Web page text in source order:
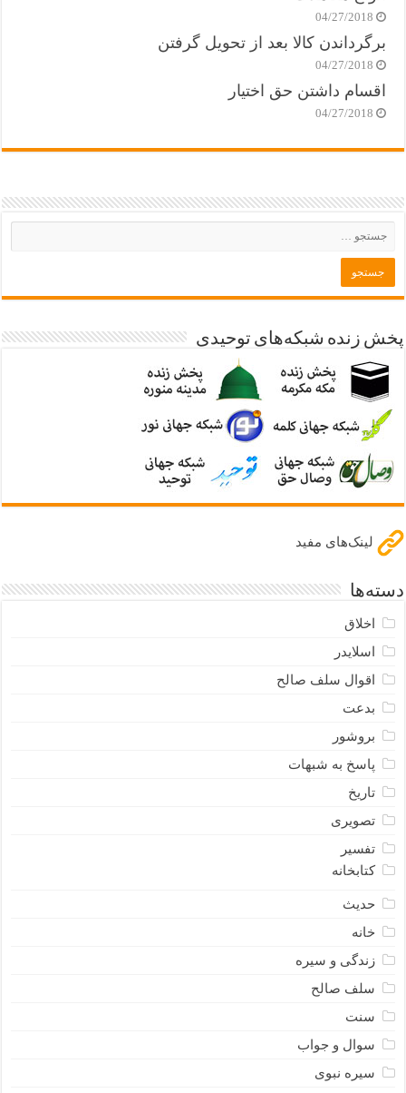
04/27/2018
برگرداندن کالا بعد از تحویل گرفتن
04/27/2018
اقسام داشتن حق اختیار
04/27/2018
پخش زنده شبکه‌های توحیدی
لینک‌های مفید
دسته‌ها
اخلاق
اسلایدر
اقوال سلف صالح
بدعت
بروشور
پاسخ به شبهات
تاریخ
تصویری
تفسیر
کتابخانه
حدیث
خانه
زندگی و سیره
سلف صالح
سنت
سوال و جواب
سیره نبوى